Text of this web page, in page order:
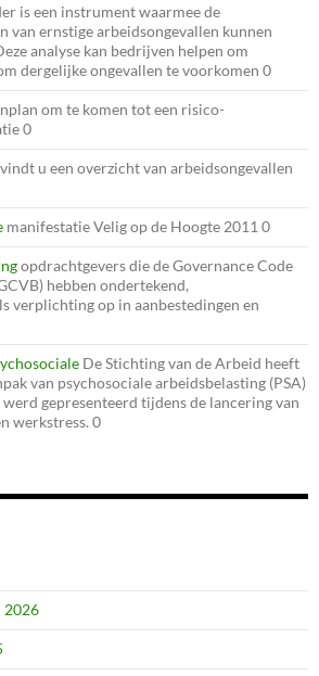
is een instrument waarmee de
van ernstige arbeidsongevallen kunnen
analyse kan bedrijven helpen om
dergelijke ongevallen te voorkomen 0
om te komen tot een risico-
0
u een overzicht van arbeidsongevallen
manifestatie Velig op de Hoogte 2011 0
opdrachtgevers die de Governance Code
hebben ondertekend,
verplichting op in aanbestedingen en
De Stichting van de Arbeid heeft
van psychosociale arbeidsbelasting (PSA)
gepresenteerd tijdens de lancering van
werkstress. 0
2026